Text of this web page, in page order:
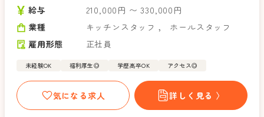
給与
210,000円 〜 330,000円
業種
キッチンスタッフ ，
ホールスタッフ
雇用形態
正社員
未経験OK 福利厚生◎ 学歴高卒OK アクセス◎
気になる求人 詳しく見る 〉